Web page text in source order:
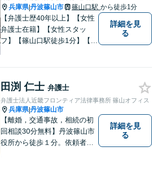
兵庫県|丹波篠山市 篠山口駅 から徒歩1分
【弁護士歴40年以上】【女性
弁護士在籍】【女性スタッ
フ】【篠山口駅徒歩1分】【夜
談ください。様々な悩みや不
安に寄り添い、お抱えの問題
の迅速かつ適切な解決を目指
します。
詳細を見
る
田渕 仁士 弁護士
弁護士法人近畿フロンティア法律事務所 篠山オフィス
兵庫県|丹波篠山市
【離婚，交通事故，相続の初
回相談30分無料】丹波篠山市
役所から徒歩１分。依頼者の
詳細を見
る